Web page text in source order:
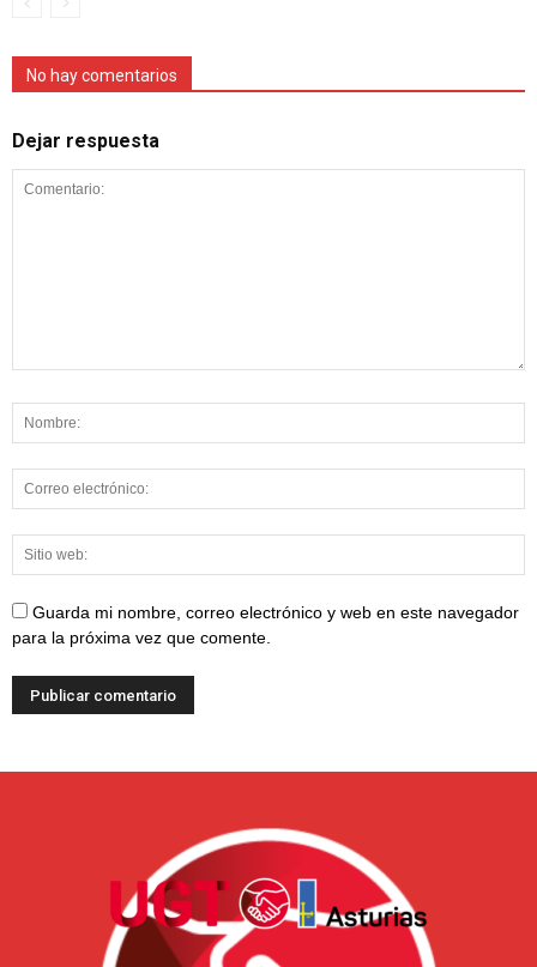
No hay comentarios
Dejar respuesta
Guarda mi nombre, correo electrónico y web en este navegador
para la próxima vez que comente.